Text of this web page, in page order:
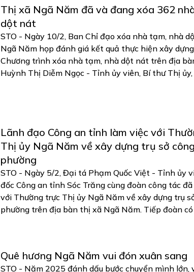
Thị xã Ngã Năm đã và đang xóa 362
dột nát
STO - Ngày 10/2, Ban Chỉ đạo xóa nhà tạm, nhà
Ngã Năm họp đánh giá kết quả thực hiện xây
Chương trình xóa nhà tạm, nhà dột nát trên địa
Huỳnh Thị Diễm Ngọc - Tỉnh ủy viên, Bí thư Thị ủy,
Lãnh đạo Công an tỉnh làm việc với
Thị ủy Ngã Năm về xây dựng trụ sở
phường
STO - Ngày 5/2, Đại tá Phạm Quốc Việt - Tỉnh ủy
đốc Công an tỉnh Sóc Trăng cùng đoàn công tác
với Thường trực Thị ủy Ngã Năm về xây dựng trụ
phường trên địa bàn thị xã Ngã Năm. Tiếp đoàn có
Quê hương Ngã Năm vui đón xuân sang
STO - Năm 2025 đánh dấu bước chuyển mình